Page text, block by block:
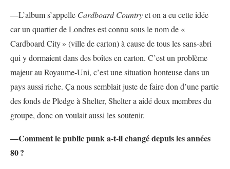
—L’album s’appelle Cardboard Countryet on a eu cette idée
car un quartier de Londres est connu sous le nom de «
Cardboard City» (ville de carton) à cause de tous les sans-abri
qui y dormaient dans des boîtes en carton. C’est un problème
majeur au Royaume-Uni, c’est une situation honteuse dans un
pays aussi riche. Ça nous semblait juste de faire don d’une partie
des fonds de Pledge à Shelter, Shelter a aidé deux membres du
groupe, donc on voulait aussi les soutenir.
—Comment le public punk a-t-il changé depuis les années
80?